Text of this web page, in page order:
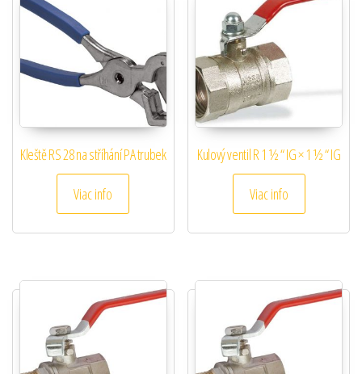
Kleště RS 28 na stříhání PA trubek
Viac info
Kulový ventil R 1 ½ “ IG × 1 ½ “ IG
Viac info